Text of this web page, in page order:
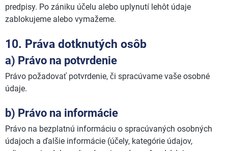
predpisy. Po zániku účelu alebo uplynutí lehôt údaje
zablokujeme alebo vymažeme.
10. Práva dotknutých osôb
a) Právo na potvrdenie
Právo požadovať potvrdenie, či spracúvame vaše osobné
údaje.
b) Právo na informácie
Právo na bezplatnú informáciu o spracúvaných osobných
údajoch a ďalšie informácie (účely, kategórie údajov,